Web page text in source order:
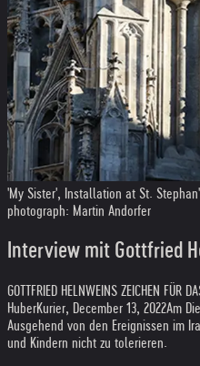
'My Sister', Installation at St.
photograph: Martin Andorfer
Interview mit Gottfried
GOTTFRIED HELNWEINS ZEICHEN FÜR
HuberKurier, December 13, 2022Am
Ausgehend von den Ereignissen im
und Kindern nicht zu tolerieren.